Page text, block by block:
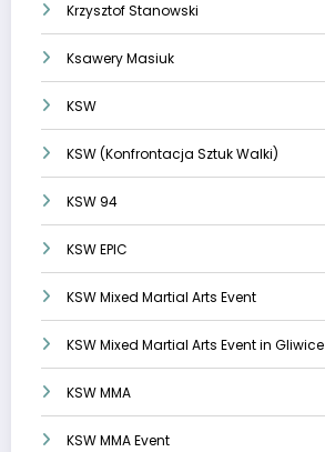
Krzysztof Stanowski
Ksawery Masiuk
KSW
KSW (Konfrontacja Sztuk Walki)
KSW 94
KSW EPIC
KSW Mixed Martial Arts Event
KSW Mixed Martial Arts Event in Gliwice
KSW MMA
KSW MMA Event